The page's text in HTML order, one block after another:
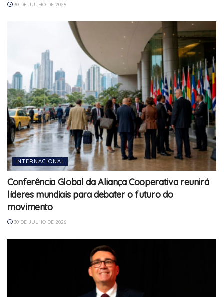
30 DE JULHO DE 2026
INTERNACIONAL
Conferência Global da Aliança Cooperativa reunirá
líderes mundiais para debater o futuro do
movimento
30 DE JULHO DE 2026